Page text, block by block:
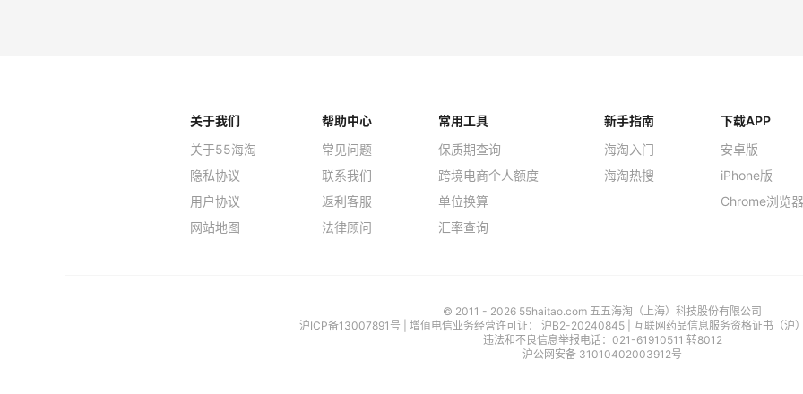
关于我们
关于55海淘
隐私协议
用户协议
网站地图
帮助中心
常见问题
联系我们
返利客服
法律顾问
常用工具
保质期查询
跨境电商个人额度
单位换算
汇率查询
新手指南
海淘入门
海淘热搜
下载APP
安卓版
iPhone版
Chrome浏览
© 2011 - 2026 55haitao.com 五五海淘（上海）科技股份有限公司
沪ICP备13007891号
| 增值电信业务经营许可证： 沪B2-20240845
互联网药品信息服务资格证书（
违法和不良信息举报电话：021-61910511 转8012
沪公网安备 31010402003912号